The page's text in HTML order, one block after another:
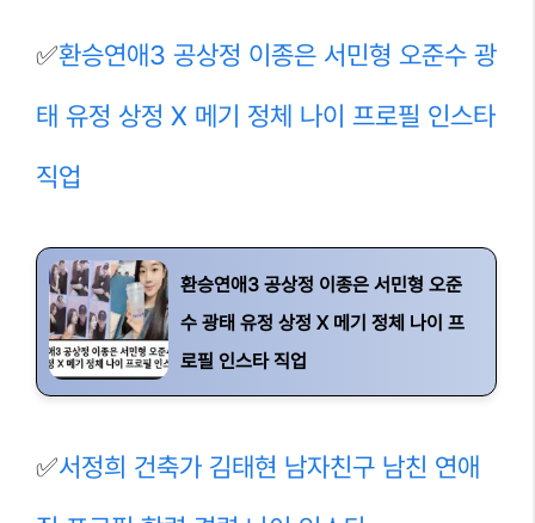
✅환승연애3 공상정 이종은 서민형 오준수 광
태 유정 상정 X 메기 정체 나이 프로필 인스타
직업
환승연애3 공상정 이종은 서민형 오준
수 광태 유정 상정 X 메기 정체 나이 프
로필 인스타 직업
✅서정희 건축가 김태현 남자친구 남친 연애